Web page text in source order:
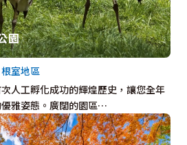
園
人工孵化成功的輝煌歷史，讓您全年
雅姿態。廣闊的園區…
室地區